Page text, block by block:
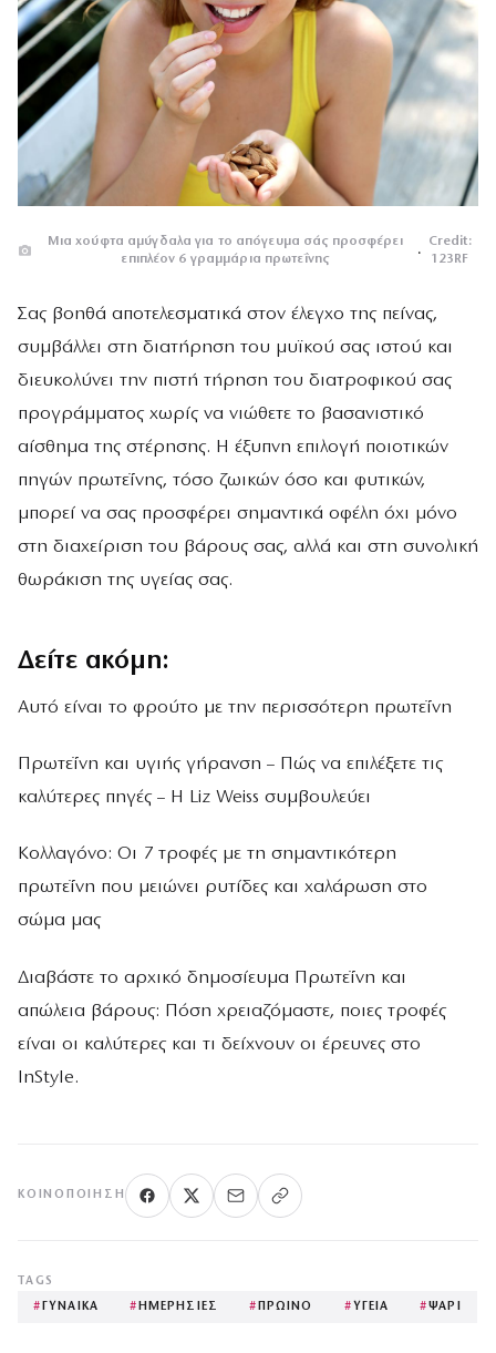
Μια χούφτα αμύγδαλα για το απόγευμα σάς προσφέρει
επιπλέον 6 γραμμάρια πρωτεΐνης
.
Credit:
123RF
Σας βοηθά αποτελεσματικά στον έλεγχο της πείνας,
συμβάλλει στη διατήρηση του μυϊκού σας ιστού και
διευκολύνει την πιστή τήρηση του διατροφικού σας
προγράμματος χωρίς να νιώθετε το βασανιστικό
αίσθημα της στέρησης. Η έξυπνη επιλογή ποιοτικών
πηγών πρωτεΐνης, τόσο ζωικών όσο και φυτικών,
μπορεί να σας προσφέρει σημαντικά οφέλη όχι μόνο
στη διαχείριση του βάρους σας, αλλά και στη συνολική
θωράκιση της υγείας σας.
Δείτε ακόμη:
Αυτό είναι το φρούτο με την περισσότερη πρωτεΐνη
Πρωτεΐνη και υγιής γήρανση – Πώς να επιλέξετε τις
καλύτερες πηγές – H Liz Weiss συμβουλεύει
Κολλαγόνο: Οι 7 τροφές με τη σημαντικότερη
πρωτεΐνη που μειώνει ρυτίδες και χαλάρωση στο
σώμα μας
Διαβάστε το αρχικό δημοσίευμα Πρωτεΐνη και
απώλεια βάρους: Πόση χρειαζόμαστε, ποιες τροφές
είναι οι καλύτερες και τι δείχνουν οι έρευνες στο
InStyle.
ΚΟΙΝΟΠΟΊΗΣΗ
TAGS
# ΓΥΝΑΙΚΑ # ΗΜΕΡΗΣΙΕΣ # ΠΡΩΙΝΟ # ΥΓΕΙΑ #ΨΑΡΙ